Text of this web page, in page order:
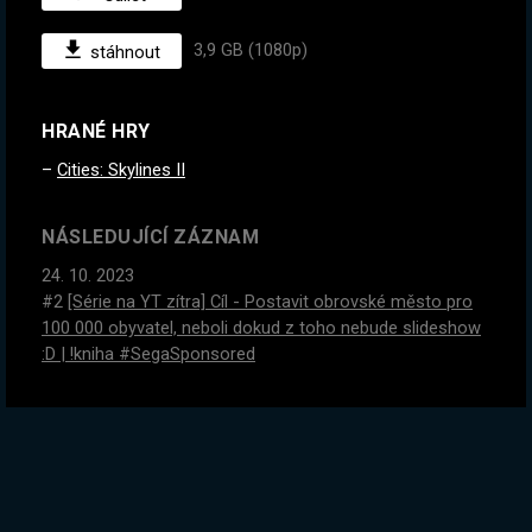
stáhnout 3,9 GB (1080p)
HRANÉ HRY
Cities: Skylines II
NÁSLEDUJÍCÍ ZÁZNAM
24. 10. 2023
#2 [Série na YT zítra] Cíl - Postavit obrovské město pro
100 000 obyvatel, neboli dokud z toho nebude slideshow
:D | !kniha #SegaSponsored